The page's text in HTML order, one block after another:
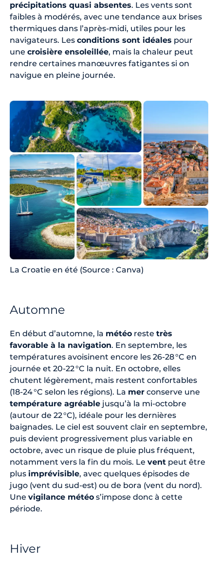
précipitations quasi absentes. Les vents sont
faibles à modérés, avec une tendance aux brises
thermiques dans l’après-midi, utiles pour les
navigateurs. Les conditions sont idéales pour
une croisière ensoleillée, mais la chaleur peut
rendre certaines manœuvres fatigantes si on
navigue en pleine journée.
La Croatie en été (Source : Canva)
Automne
En début d’automne, la météo reste très
favorable à la navigation. En septembre, les
températures avoisinent encore les 26-28 °C en
journée et 20-22 °C la nuit. En octobre, elles
chutent légèrement, mais restent confortables
(18-24 °C selon les régions). La mer conserve une
température agréable jusqu’à la mi-octobre
(autour de 22 °C), idéale pour les dernières
baignades. Le ciel est souvent clair en septembre,
puis devient progressivement plus variable en
octobre, avec un risque de pluie plus fréquent,
notamment vers la fin du mois. Le vent peut être
plus imprévisible, avec quelques épisodes de
jugo (vent du sud-est) ou de bora (vent du nord).
Une vigilance météo s’impose donc à cette
période.
Hiver